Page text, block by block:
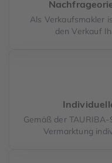
Als Verkaufsmakler
den Verkauf
Gemäß der
Vermarktung